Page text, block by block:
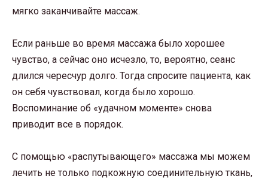
мягко заканчивайте массаж.
Если раньше во время массажа было хорошее
чувство, а сейчас оно исчезло, то, вероятно, сеанс
длился чересчур долго. Тогда спросите пациента, как
он себя чувствовал, когда было хорошо.
Воспоминание об «удачном моменте» снова
приводит все в порядок.
С помощью «распутывающего» массажа мы можем
лечить не только подкожную соединительную ткань,